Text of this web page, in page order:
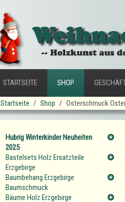
STARTSEITE SHOP
Startseite Shop Osterschmuck
Hubrig Winterkinder Neuheiten
2025
Bastelsets Holz Ersatzteile
Erzgebirge
Baumbehang Erzgebirge
Baumschmuck
Bäume Holz Erzgebirge